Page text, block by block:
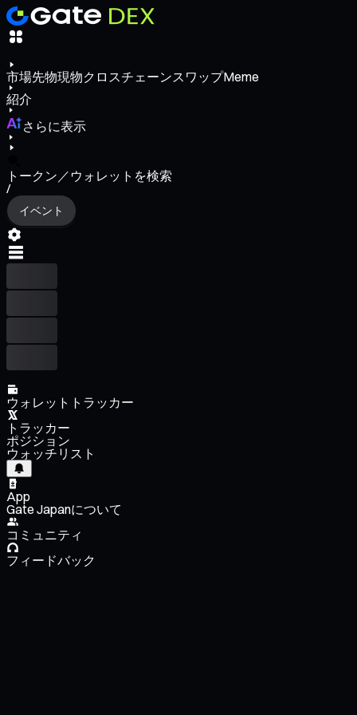
市場先物現物クロスチェーンスワップMeme
紹介
さらに表示
トークン／ウォレットを検索
/
イベント
ウォレットトラッカー
トラッカー
ポジション
ウォッチリスト
App
Gate Japanについて
コミュニティ
フィードバック